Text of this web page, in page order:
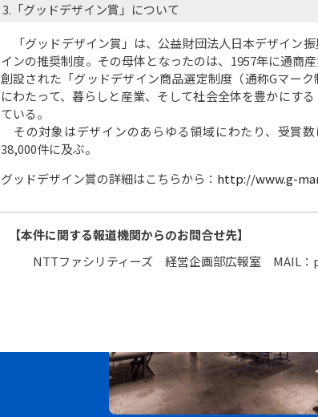
3.「グッドデザイン賞」について
「グッドデザイン賞」は、公益財団法人日本デザイン
インの推奨制度。その母体となったのは、1957年に通商
創設された「グッドデザイン商品選定制度（通称Gマー
にわたって、暮らしと産業、そして社会全体を豊かにす
ている。
その対象はデザインのあらゆる領域にわたり、受賞
38,000件に及ぶ。
グッドデザイン賞の詳細はこちらから： http://www.g-
【本件に関する報道機関からのお問合せ先】
NTTファシリティーズ 経営企画部広報室 MAIL